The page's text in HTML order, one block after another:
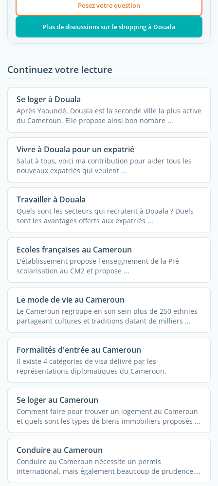
Posez votre question
Plus de discussions sur le shopping à Douala
Continuez votre lecture
Se loger à Douala
Après Yaoundé, Douala est la seconde ville la plus active
du Cameroun. Elle propose ainsi bon nombre ...
Vivre à Douala pour un expatrié
Salut à tous, voici ma contribution pour aider tous les
nouveaux expatriés qui veulent ...
Travailler à Douala
Quels sont les secteurs qui recrutent à Douala ? Duels
sont les avantages offerts aux expatriés ...
Ecoles françaises au Cameroun
L'établissement propose l'enseignement de la Pré-
scolarisation au CM2 et propose ...
Le mode de vie au Cameroun
Le Cameroun regroupe en son sein plus de 250 ethnies
partageant cultures et traditions datant de milliers ...
Formalités d'entrée au Cameroun
Il existe 4 catégories de visa délivré par les
représentations diplomatiques du Cameroun.
Se loger au Cameroun
Comment faire pour trouver un logement au Cameroun
et quels sont les types de biens immobiliers proposés ...
Conduire au Cameroun
Conduire au Cameroun nécessite un permis
international, mais également beaucoup de prudence.
...